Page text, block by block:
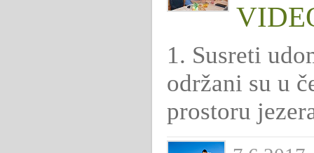
1. Susreti
održani su u
prostoru